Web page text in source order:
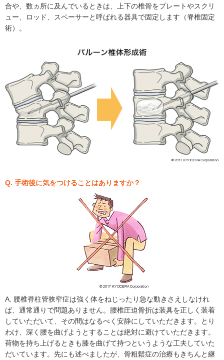
合や、数ヵ所に及んでいるときは、上下の椎骨をプレートやスクリ
ュー、ロッド、スペーサーと呼ばれる器具で固定します（脊椎固定
術）。
Q. 手術後に気をつけることはありますか？
A. 腰椎脊柱管狭窄症は強く体をねじったり急な動きさえしなけれ
ば、通常通りで問題ありません。腰椎圧迫骨折は装具を正しく装着
していただいて、その間はなるべく安静にしていただきます。とり
わけ、深く腰を曲げようとすることは絶対に避けていただきます。
荷物を持ち上げるときも膝を曲げて持つというような工夫していた
だいています。先にも述べましたが、骨粗鬆症の治療もきちんと継